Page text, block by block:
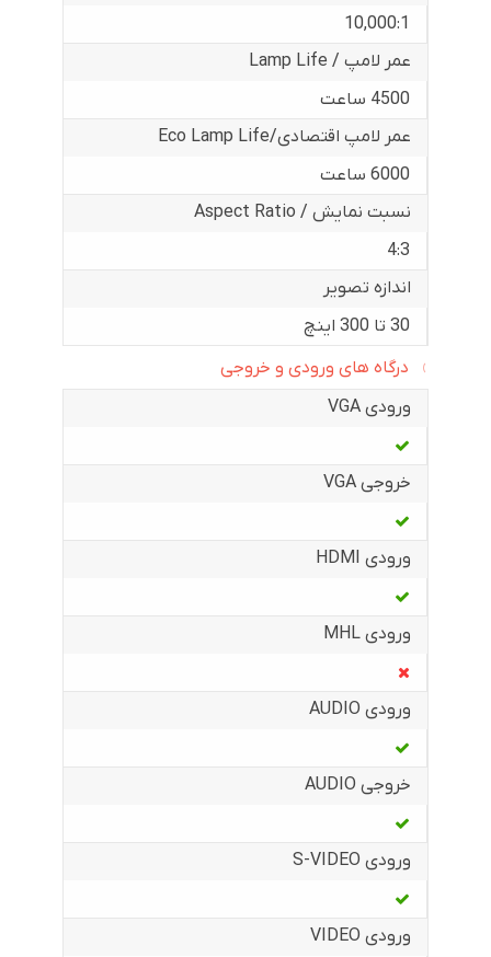
10,000:1
عمر لامپ / Lamp Life
4500 ساعت
عمر لامپ اقتصادی/Eco Lamp Life
6000 ساعت
نسبت نمایش / Aspect Ratio
4:3
اندازه تصویر
30 تا 300 اینچ
درگاه های ورودی و خروجی
ورودی VGA
خروجی VGA
ورودی HDMI
ورودی MHL
ورودی AUDIO
خروجی AUDIO
ورودی S-VIDEO
ورودی VIDEO